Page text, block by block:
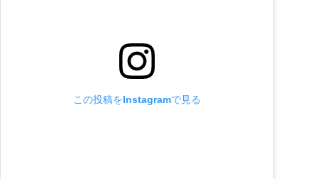
この投稿をInstagramで見る